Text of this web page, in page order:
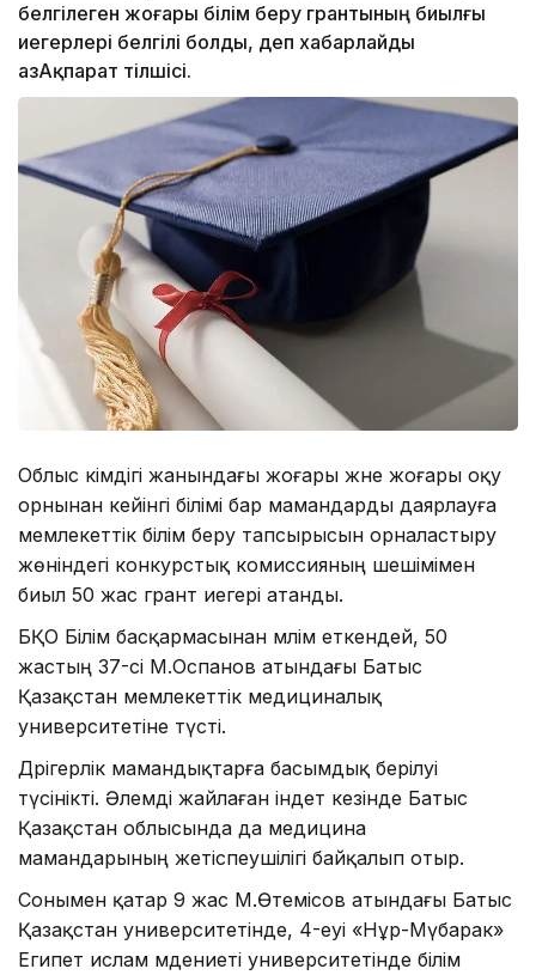
белгілеген жоғары білім беру грантының биылғы
иегерлері белгілі болды, деп хабарлайды
ҚазАқпарат тілшісі.
Облыс әкімдігі жанындағы жоғары және жоғары оқу
орнынан кейінгі білімі бар мамандарды даярлауға
мемлекеттік білім беру тапсырысын орналастыру
жөніндегі конкурстық комиссияның шешімімен
биыл 50 жас грант иегері атанды.
БҚО Білім басқармасынан мәлім еткендей, 50
жастың 37-сі М.Оспанов атындағы Батыс
Қазақстан мемлекеттік медициналық
университетіне түсті.
Дәрігерлік мамандықтарға басымдық берілуі
түсінікті. Әлемді жайлаған індет кезінде Батыс
Қазақстан облысында да медицина
мамандарының жетіспеушілігі байқалып отыр.
Сонымен қатар 9 жас М.Өтемісов атындағы Батыс
Қазақстан университетінде, 4-еуі «Нұр-Мүбарак»
Египет ислам мәдениеті университетінде білім